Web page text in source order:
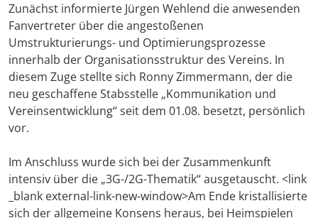
Zunächst informierte Jürgen Wehlend die anwesenden
Fanvertreter über die angestoßenen
Umstrukturierungs- und Optimierungsprozesse
innerhalb der Organisationsstruktur des Vereins. In
diesem Zuge stellte sich Ronny Zimmermann, der die
neu geschaffene Stabsstelle „Kommunikation und
Vereinsentwicklung“ seit dem 01.08. besetzt, persönlich
vor.
Im Anschluss wurde sich bei der Zusammenkunft
intensiv über die „3G-/2G-Thematik“ ausgetauscht. <link
_blank external-link-new-window>Am Ende kristallisierte
sich der allgemeine Konsens heraus, bei Heimspielen